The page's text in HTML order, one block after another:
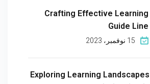
Crafting Effective Learning
Guide Line
15 نوفمبر، 2023
Exploring Learning Landscapes